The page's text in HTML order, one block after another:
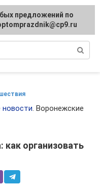
новости. Воронежские
организовать
предложений по